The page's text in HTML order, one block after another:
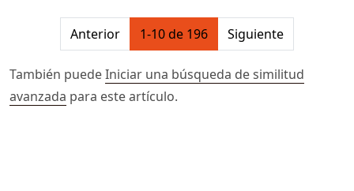
##issue.pagination##
Anterior 1-10 de 196 Siguiente
También puedeIniciar una búsqueda de similitud
avanzada para este artículo.